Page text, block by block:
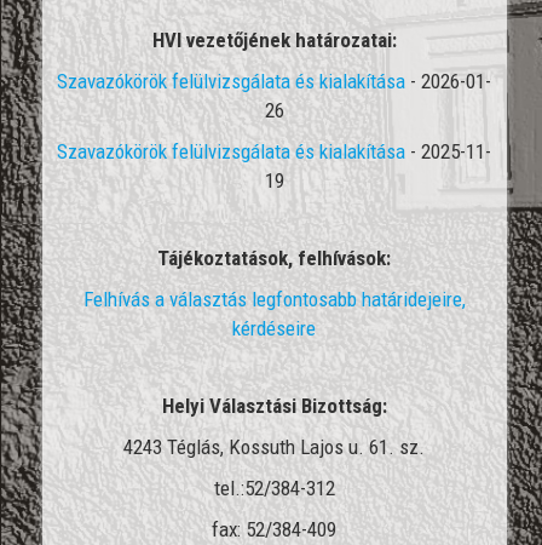
HVI vezetőjének határozatai:
Szavazókörök felülvizsgálata és kialakítása - 2026-01-
26
Szavazókörök felülvizsgálata és kialakítása - 2025-11-
19
Tájékoztatások, felhívások:
Felhívás a választás legfontosabb határidejeire,
kérdéseire
Helyi Választási Bizottság:
4243 Téglás, Kossuth Lajos u. 61. sz.
tel.:52/384-312
fax: 52/384-409